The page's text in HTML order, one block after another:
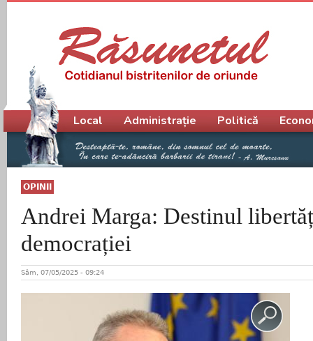
OPINII
Andrei Marga: Destinul
democrației
Sâm, 07/05/2025 - 09:24
Meniu principal
Local Administrație Politică